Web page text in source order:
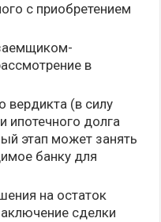
с приобретением
в
вердикта (в силу
ипотечного долга
этап может занять
банку для
на остаток
сделки